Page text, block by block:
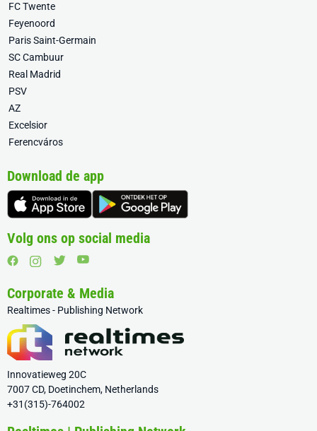
FC Twente
Feyenoord
Paris Saint-Germain
SC Cambuur
Real Madrid
PSV
AZ
Excelsior
Ferencváros
Download de app
Volg ons op social media
Corporate & Media
Realtimes - Publishing Network
Innovatieweg 20C
7007 CD, Doetinchem, Netherlands
+31(315)-764002